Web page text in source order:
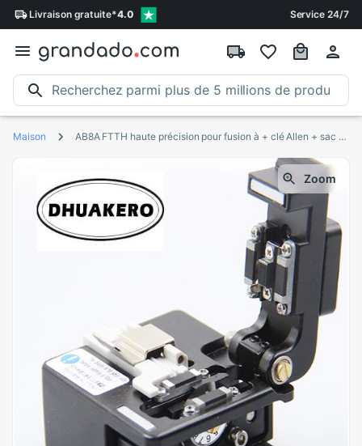
Livraison gratuite*4.0 Service 24/7
Maison AB8A FTTH haute précision pour fusion à + clé Allen + sac trousse à outils de coupe couperet à Fiber optique
Zoom